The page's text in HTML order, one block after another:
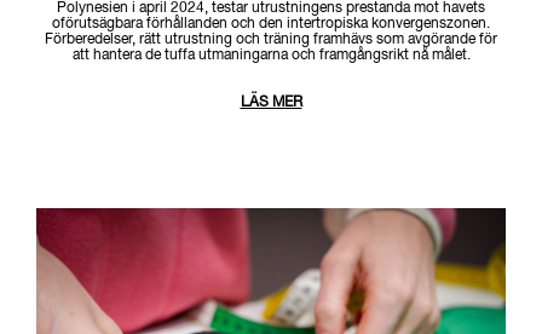
Polynesien i april 2024, testar utrustningens prestanda mot havets
oförutsägbara förhållanden och den intertropiska konvergenszonen.
Förberedelser, rätt utrustning och träning framhävs som avgörande för
att hantera de tuffa utmaningarna och framgångsrikt nå målet.
LÄS MER